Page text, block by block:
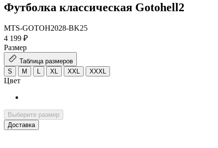
Футболка классическая Gotohell2
MTS-GOTOH2028-BK25
4 199 ₽
Размер
Таблица размеров
S
M XL XXL XXXL
Цвет
Выберите размер
Доставка